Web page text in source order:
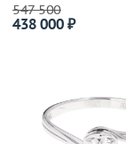
Constantin
Damas
Damiani
547 500
438 000 ₽